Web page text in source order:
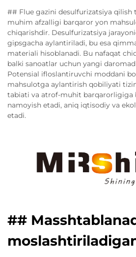
## Flue gazini desulfurizatsiya qilish
muhim afzalligi barqaror yon
chiqarishdir. Desulfurizatsiya
gipsgacha aylantiriladi, bu esa
materiali hisoblanadi. Bu nafaqat
balki sanoatlar uchun yangi
Potensial ifloslantiruvchi moddani
mahsulotga aylantirish qobiliyati
tabiati va atrof-muhit barqarorligiga
namoyish etadi, aniq iqtisodiy va
etadi.
##